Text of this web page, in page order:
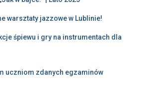
warsztaty jazzowe w Lublinie!
śpiewu i gry na instrumentach dla
uczniom zdanych egzaminów